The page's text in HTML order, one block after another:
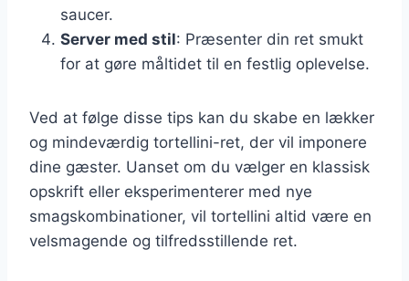
saucer.
Server med stil: Præsenter din ret smukt
for at gøre måltidet til en festlig oplevelse.
Ved at følge disse tips kan du skabe en lækker
og mindeværdig tortellini-ret, der vil imponere
dine gæster. Uanset om du vælger en klassisk
opskrift eller eksperimenterer med nye
smagskombinationer, vil tortellini altid være en
velsmagende og tilfredsstillende ret.